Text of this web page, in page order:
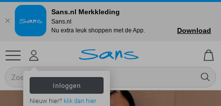
Inloggen
Nieuw hier? klik dan hier
Sans.nl Merkkleding
Sans.nl
Nu extra leuk shoppen met de App.
Download